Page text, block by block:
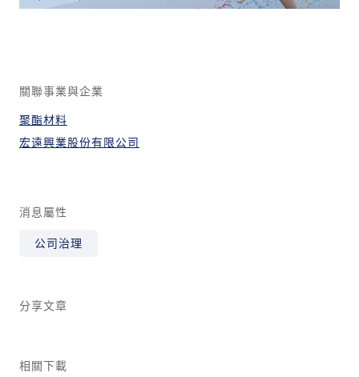
關聯事業與企業
聚酯材料
宏遠興業股份有限公司
消息屬性
公司治理
分享文章
相關下載